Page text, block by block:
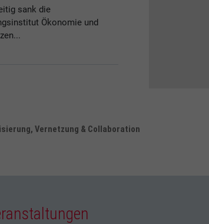
sank die
Ökonomie und
Vernetzung & Collaboration